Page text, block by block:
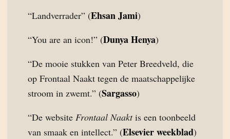
“Landverrader” (Ehsan Jami)
“You are an icon!” (Dunya Henya)
“De mooie stukken van Peter Breedveld, die
op Frontaal Naakt tegen de maatschappelijke
stroom in zwemt.” (Sargasso)
“De website Frontaal Naaktis een toonbeeld
van smaak en intellect.” (Elsevier weekblad)